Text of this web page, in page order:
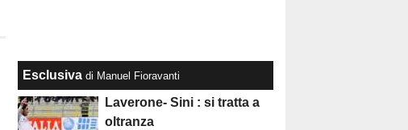
Esclusiva di Manuel Fioravanti
Laverone- Sini : si tratta a
oltranza